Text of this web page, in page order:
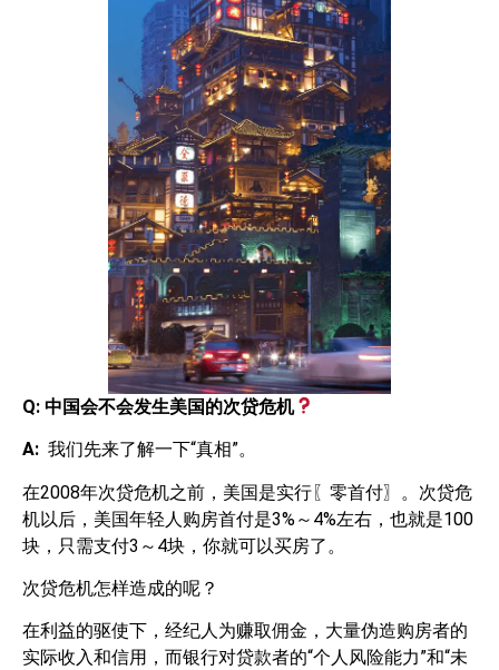
Q: 中国会不会发生美国的次贷危机
A: 我们先来了解一下“真相”。
在2008年次贷危机之前，美国是实行〖零首付〗。次贷危
机以后，美国年轻人购房首付是3%～4%左右，也就是100
块，只需支付3～4块，你就可以买房了。
次贷危机怎样造成的呢？
在利益的驱使下，经纪人为赚取佣金，大量伪造购房者的
实际收入和信用，而银行对贷款者的“个人风险能力”和“未